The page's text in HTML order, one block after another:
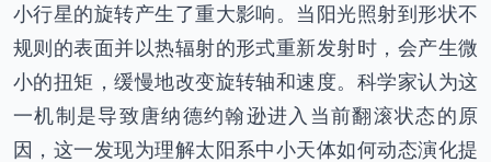
小行星的旋转产生了重大影响。当阳光照射到形状不
规则的表面并以热辐射的形式重新发射时，会产生微
小的扭矩，缓慢地改变旋转轴和速度。科学家认为这
一机制是导致唐纳德约翰逊进入当前翻滚状态的原
因，这一发现为理解太阳系中小天体如何动态演化提